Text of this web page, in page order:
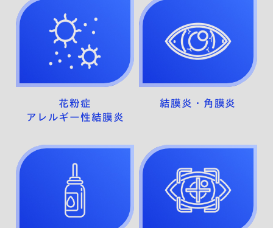
花粉症
アレルギー性結膜炎
結膜炎・角膜炎